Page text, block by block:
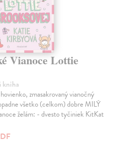
Vianoce Lottie
kniha
zmasakrovaný vianočný
všetko (celkom) dobre MILÝ
želám: - dvesto tyčiniek KitKat